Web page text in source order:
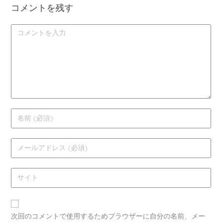
コメントを残す
次回のコメントで使用するためブラウザーに自分の名前、メー